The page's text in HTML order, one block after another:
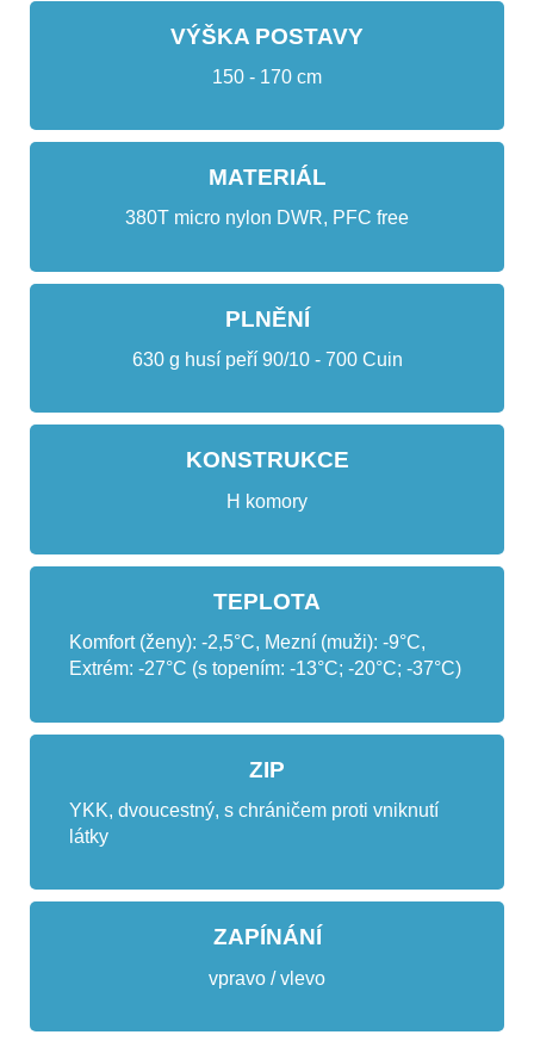
VÝŠKA POSTAVY
150 - 170 cm
MATERIÁL
380T micro nylon DWR, PFC free
PLNĚNÍ
630 g husí peří 90/10 - 700 Cuin
KONSTRUKCE
H komory
TEPLOTA
Komfort (ženy): -2,5°C, Mezní (muži): -9°C,
Extrém: -27°C (s topením: -13°C; -20°C; -37°C)
ZIP
YKK, dvoucestný, s chráničem proti vniknutí
látky
ZAPÍNÁNÍ
vpravo / vlevo